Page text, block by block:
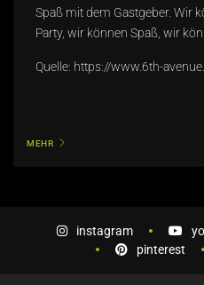
Spaß mit dem Gastgeber. Wir
Party, wir können Spaß, wir
Quelle: https://www.6th-
MEHR
instagram
pinterest